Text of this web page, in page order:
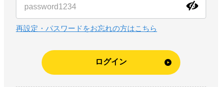
お客様リアルレビュー
お知らせ一覧
再設定・パスワードをお忘れの方はこちら
ログイン